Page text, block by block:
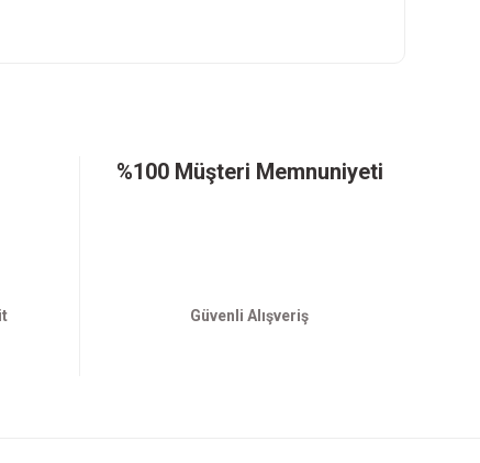
%100 Müşteri Memnuniyeti
Güvenli Alışveriş